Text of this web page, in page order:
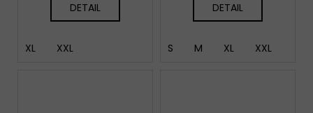
DETAIL
XL XXL
DETAIL
S M XL XXL